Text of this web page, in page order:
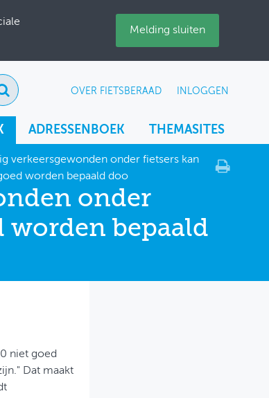
Melding sluiten
OVER FIETSBERAAD INLOGGEN
ADRESSENBOEK THEMASITES
verkeersgewonden onder fietsers kan
worden bepaald doo
onder
worden bepaald
niet goed
Dat maakt